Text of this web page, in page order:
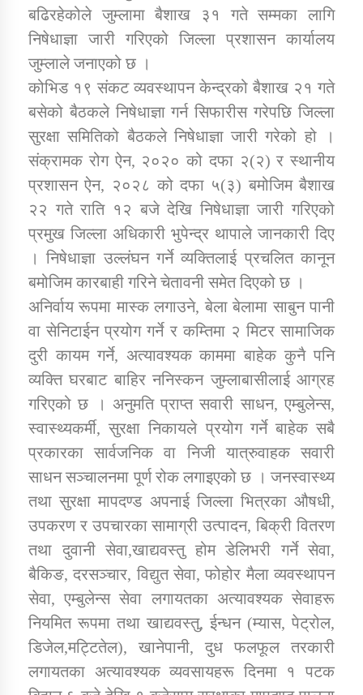
सामाजिक बिकास कार्यालय जुम्लाकाे सुचना
कार्यक्रम कार्यान्वयन एकाई जुम्लाको सुचना
कर्णाली प्राविधि शिक्षालय जुम्लाको सुचना
तातोपानी गाउँपालिकाको न्यायिक समिति सम्बन्धी सन्देश
तातोपानी गाउँपालिका जुम्लाको महिला तथा लैङ्गिक हिंसा
सम्बन्धी सूचना सन्देश
तातोपानी गाउँपालिका जुम्लाको महिनावारी सम्बन्धिकाे
सन्देश
तातोपानी गाउँपालिका जुम्लाको बालविवाह सन्देश
बढिरहेकोले जुम्लामा बैशाख ३१ गते सम्मका लागि
निषेधाज्ञा जारी गरिएको जिल्ला प्रशासन कार्यालय
जुम्लाले जनाएको छ ।
कोभिड १९ संकट व्यवस्थापन केन्द्रको बैशाख २१ गते
बसेको बैठकले निषेधाज्ञा गर्न सिफारीस गरेपछि जिल्ला
सुरक्षा समितिको बैठकले निषेधाज्ञा जारी गरेको हो ।
संक्रामक रोग ऐन, २०२० को दफा २(२) र स्थानीय
प्रशासन ऐन, २०२८ को दफा ५(३) बमोजिम बैशाख
२२ गते राति १२ बजे देखि निषेधाज्ञा जारी गरिएको
प्रमुख जिल्ला अधिकारी भुपेन्द्र थापाले जानकारी दिए
। निषेधाज्ञा उल्लंघन गर्ने व्यक्तिलाई प्रचलित कानून
बमोजिम कारबाही गरिने चेतावनी समेत दिएको छ ।
अनिर्वाय रूपमा मास्क लगाउने, बेला बेलामा साबुन पानी
वा सेनिटाईन प्रयोग गर्ने र कम्तिमा २ मिटर सामाजिक
दुरी कायम गर्ने, अत्यावश्यक काममा बाहेक कुनै पनि
व्यक्ति घरबाट बाहिर ननिस्कन जुम्लाबासीलाई आग्रह
गरिएको छ । अनुमति प्राप्त सवारी साधन, एम्बुलेन्स,
स्वास्थ्यकर्मी, सुरक्षा निकायले प्रयोग गर्ने बाहेक सबै
प्रकारका सार्वजनिक वा निजी यात्रुवाहक सवारी
साधन सञ्चालनमा पूर्ण रोक लगाइएको छ । जनस्वास्थ्य
तथा सुरक्षा मापदण्ड अपनाई जिल्ला भित्रका औषधी,
उपकरण र उपचारका सामाग्री उत्पादन, बिक्री वितरण
तथा दुवानी सेवा,खाद्यवस्तु होम डेलिभरी गर्ने सेवा,
बैकिङ, दरसञ्चार, विद्युत सेवा, फोहोर मैला व्यवस्थापन
सेवा, एम्बुलेन्स सेवा लगायतका अत्यावश्यक सेवाहरू
नियमित रूपमा तथा खाद्यवस्तु, ईन्धन (म्यास, पेट्रोल,
डिजेल,मट्टितेल), खानेपानी, दुध फलफूल तरकारी
लगायतका अत्यावश्यक व्यवसायहरू दिनमा १ पटक